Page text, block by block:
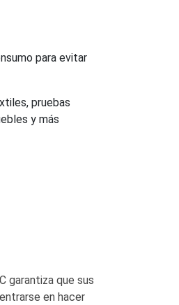
para evitar
pruebas
y más
garantiza que sus
en hacer